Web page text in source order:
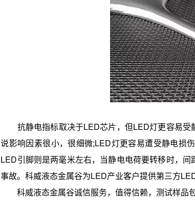
抗静电指标取决于LED芯片，但LED灯更容易受
说影响因素很小，很细微;LED灯更容易遭受静电损
LED引脚则是两毫米左右，当静电电荷要转移时，
事故。科威液态金属谷为LED产业客户提供第三方
科威液态金属谷诚信服务，值得信赖，测试样品